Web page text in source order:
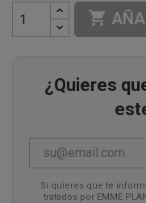

¿Quieres
Si quieres que te
tratados por EMME